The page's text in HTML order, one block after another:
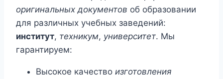
оригинальных документов об образовании
для различных учебных заведений:
институт, техникум, университет. Мы
гарантируем:
Высокое качество изготовления